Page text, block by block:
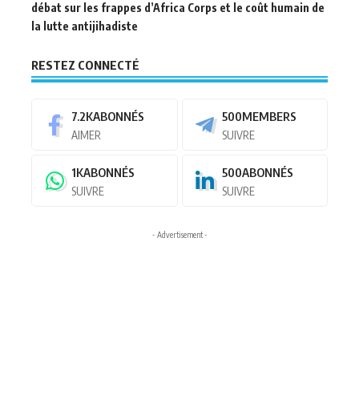
débat sur les frappes d’Africa Corps et le coût humain de
la lutte antijihadiste
RESTEZ CONNECTÉ
7.2KABONNÉS
AIMER
500MEMBERS
SUIVRE
1KABONNÉS
SUIVRE
500ABONNÉS
SUIVRE
- Advertisement -